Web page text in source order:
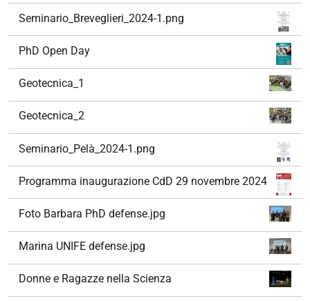
Seminario_Breveglieri_2024-1.png
PhD Open Day
Geotecnica_1
Geotecnica_2
Seminario_Pelà_2024-1.png
Programma inaugurazione CdD 29 novembre 2024
Foto Barbara PhD defense.jpg
Marina UNIFE defense.jpg
Donne e Ragazze nella Scienza